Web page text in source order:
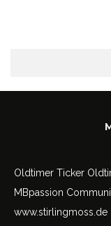
Oldtimer Ticker
MBpassion
www.stirlingmoss.de